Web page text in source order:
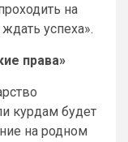
на
успеха».
права»
курдам будет
на родном